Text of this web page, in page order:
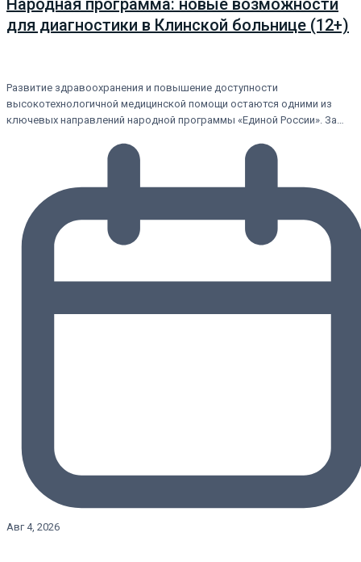
Народная программа: новые возможности
для диагностики в Клинской больнице (12+)
Развитие здравоохранения и повышение доступности
высокотехнологичной медицинской помощи остаются одними из
ключевых направлений народной программы «Единой России». За…
Авг 4, 2026